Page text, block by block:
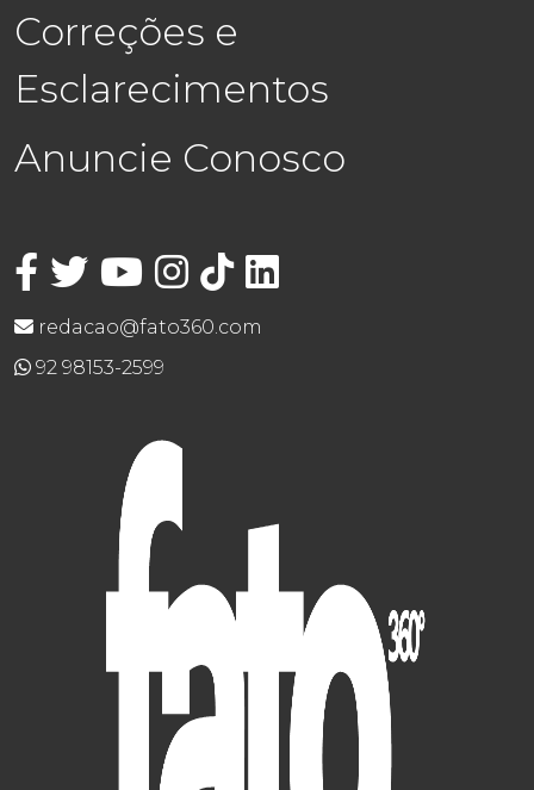
Correções e
Esclarecimentos
Anuncie Conosco
redacao@fato360.com
92 98153-2599